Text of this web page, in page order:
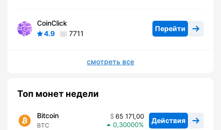
CoinClick
4.9
7711
Перейти
смотреть все
Топ монет недели
Bitcoin
BTC
65 171,00
0,30000
Действия